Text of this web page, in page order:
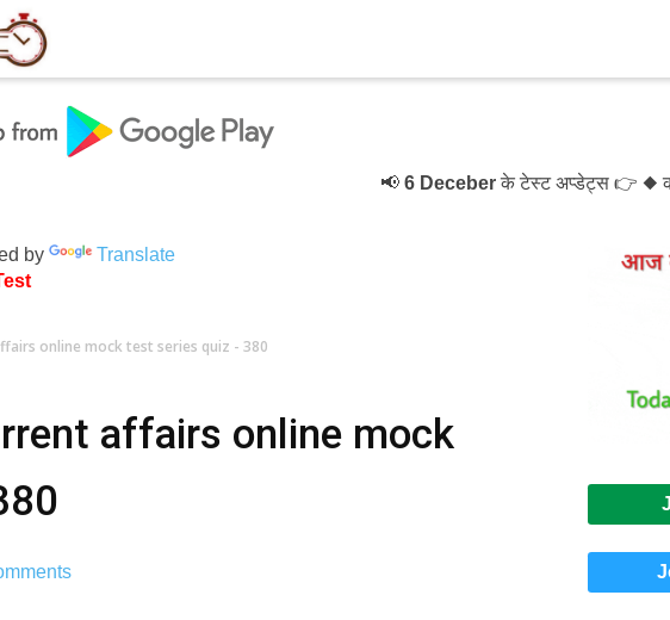
6 Deceberके टेस्ट अप्डेट्स 👉 ◆ करंट
by
Translate
online mock test series quiz - 380
affairs online mock